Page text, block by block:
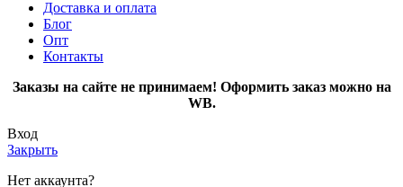
Доставка и оплата
Блог
Опт
Контакты
Заказы на сайте не принимаем! Оформить заказ можно на
WB.
Вход
Закрыть
Нет аккаунта?